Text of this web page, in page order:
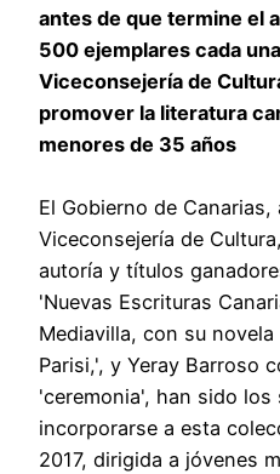
antes de que termine el
500 ejemplares cada
Viceconsejería de
promover la literatura
menores de 35 años
El Gobierno de
Viceconsejería de
autoría y títulos
'Nuevas Escrituras
Mediavilla, con su
Parisi,', y Yeray Barroso
'ceremonia', han sido los
incorporarse a esta
2017, dirigida a jóvenes